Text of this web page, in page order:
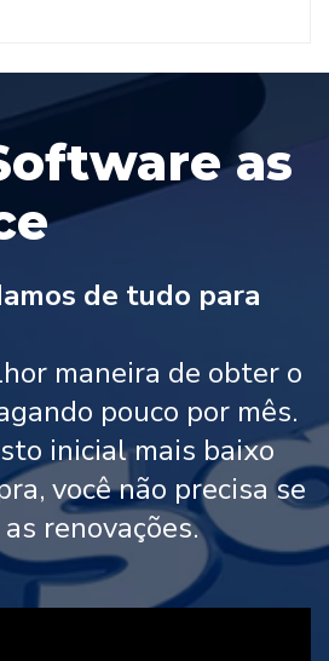
as
de tudo para
maneira de obter o
pouco por mês.
inicial mais baixo
você não precisa se
renovações.